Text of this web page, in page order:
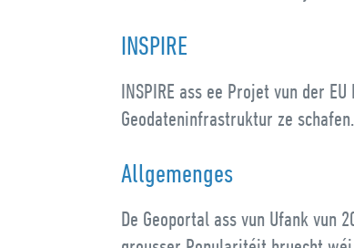
INSPIRE
INSPIRE ass ee Projet vun der
Geodateninfrastruktur ze
Allgemenges
De Geoportal ass vun Ufank vun